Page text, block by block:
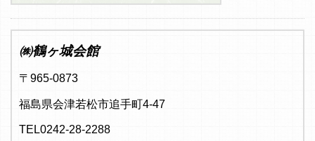
㈱鶴ヶ城会館
〒965-0873
福島県会津若松市追手町4-47
TEL0242-28-2288